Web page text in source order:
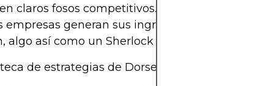
claros fosos competitivos. Analiza
empresas generan sus ingresos y manejan los
algo así como un Sherlock Holmes de las
de estrategias de Dorsey incluye, pero no se